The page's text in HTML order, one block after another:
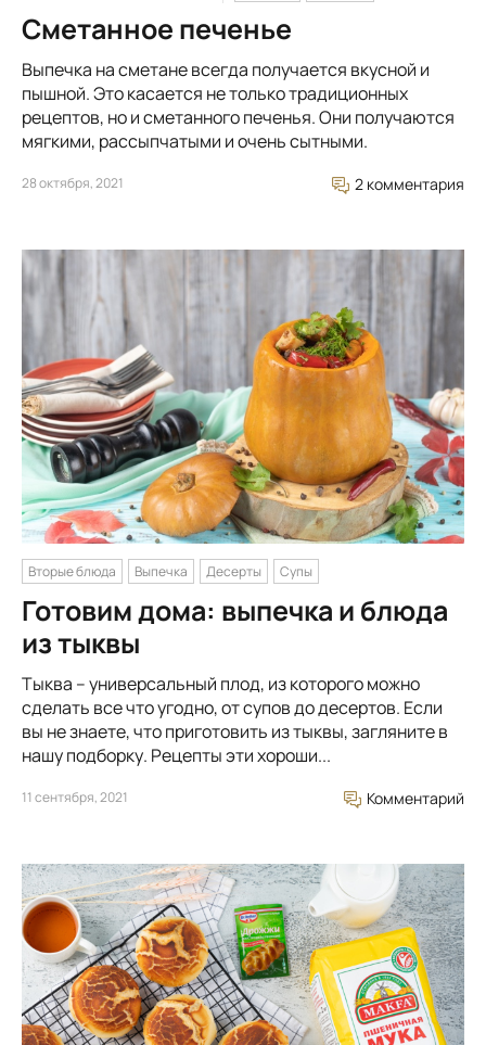
Сметанное печенье
Выпечка на сметане всегда получается вкусной и
пышной. Это касается не только традиционных
рецептов, но и сметанного печенья. Они получаются
мягкими, рассыпчатыми и очень сытными.
28 октября, 2021 2 комментария
Вторые блюда Выпечка Десерты Супы
Готовим дома: выпечка и блюда
из тыквы
Тыква – универсальный плод, из которого можно
сделать все что угодно, от супов до десертов. Если
вы не знаете, что приготовить из тыквы, загляните в
нашу подборку. Рецепты эти хороши...
11 сентября, 2021 Комментарий